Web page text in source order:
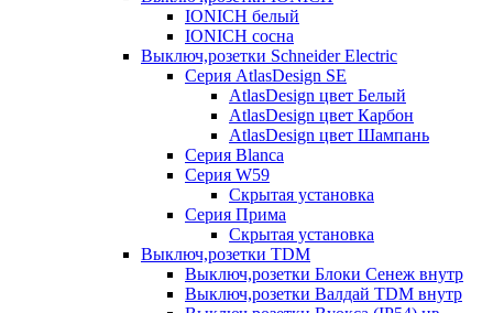
IONICH белый
IONICH сосна
Выключ,розетки Schneider Electric
Серия AtlasDesign SE
AtlasDesign цвет Белый
AtlasDesign цвет Карбон
AtlasDesign цвет Шампань
Серия Blanca
Серия W59
Скрытая установка
Серия Прима
Скрытая установка
Выключ,розетки TDM
Выключ,розетки Блоки Сенеж внутр
Выключ,розетки Валдай TDM внутр